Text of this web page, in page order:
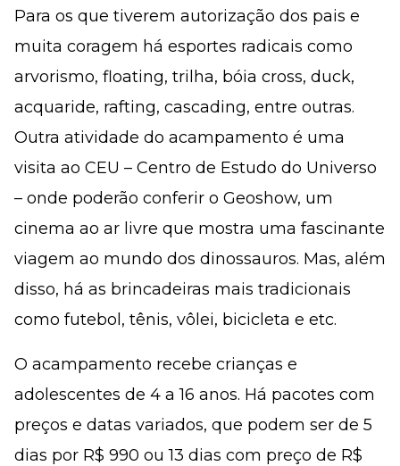
Para os que tiverem autorização dos pais e
muita coragem há esportes radicais como
arvorismo, floating, trilha, bóia cross, duck,
acquaride, rafting, cascading, entre outras.
Outra atividade do acampamento é uma
visita ao CEU – Centro de Estudo do Universo
– onde poderão conferir o Geoshow, um
cinema ao ar livre que mostra uma fascinante
viagem ao mundo dos dinossauros. Mas, além
disso, há as brincadeiras mais tradicionais
como futebol, tênis, vôlei, bicicleta e etc.
O acampamento recebe crianças e
adolescentes de 4 a 16 anos. Há pacotes com
preços e datas variados, que podem ser de 5
dias por R$ 990 ou 13 dias com preço de R$